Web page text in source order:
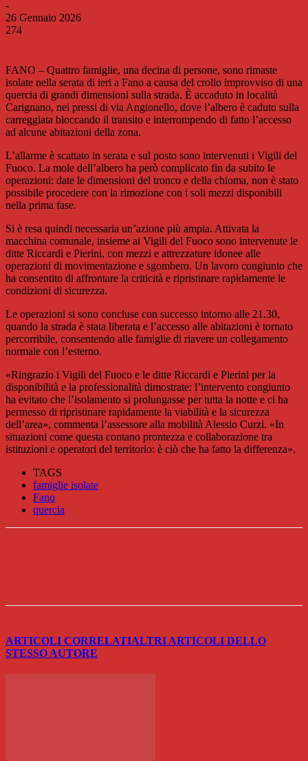
-
26 Gennaio 2026
274
FANO – Quattro famiglie, una decina di persone, sono rimaste
isolate nella serata di ieri a Fano a causa del crollo improvviso di una
quercia di grandi dimensioni sulla strada. È accaduto in località
Carignano, nei pressi di via Angionello, dove l’albero è caduto sulla
carreggiata bloccando il transito e interrompendo di fatto l’accesso
ad alcune abitazioni della zona.
L’allarme è scattato in serata e sul posto sono intervenuti i Vigili del
Fuoco. La mole dell’albero ha però complicato fin da subito le
operazioni: date le dimensioni del tronco e della chioma, non è stato
possibile procedere con la rimozione con i soli mezzi disponibili
nella prima fase.
Si è resa quindi necessaria un’azione più ampia. Attivata la
macchina comunale, insieme ai Vigili del Fuoco sono intervenute le
ditte Riccardi e Pierini, con mezzi e attrezzature idonee alle
operazioni di movimentazione e sgombero. Un lavoro congiunto che
ha consentito di affrontare la criticità e ripristinare rapidamente le
condizioni di sicurezza.
Le operazioni si sono concluse con successo intorno alle 21.30,
quando la strada è stata liberata e l’accesso alle abitazioni è tornato
percorribile, consentendo alle famiglie di riavere un collegamento
normale con l’esterno.
«Ringrazio i Vigili del Fuoco e le ditte Riccardi e Pierini per la
disponibilità e la professionalità dimostrate: l’intervento congiunto
ha evitato che l’isolamento si prolungasse per tutta la notte e ci ha
permesso di ripristinare rapidamente la viabilità e la sicurezza
dell’area», commenta l’assessore alla mobilità Alessio Curzi. «In
situazioni come questa contano prontezza e collaborazione tra
istituzioni e operatori del territorio: è ciò che ha fatto la differenza».
TAGS
famiglie isolate
Fano
quercia
ARTICOLI CORRELATIALTRI ARTICOLI DELLO
STESSO AUTORE